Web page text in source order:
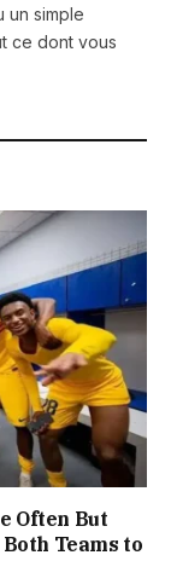
un simple
ce dont vous
Often But
Teams to